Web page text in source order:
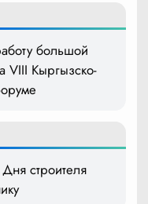
большой
VIII Кыргызско-
строителя